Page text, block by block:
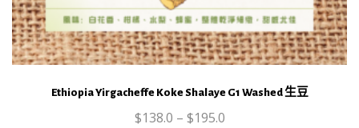
豆
數
量
Ethiopia Yirgacheffe Koke Shalaye G1 Washed 生豆
$138.0 – $195.0